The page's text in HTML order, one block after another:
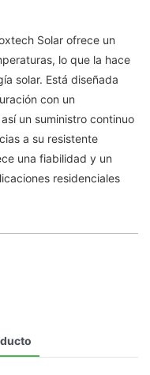
Solar ofrece un
lo que la hace
solar. Está diseñada
con un
un suministro continuo
a su resistente
una fiabilidad y un
residenciales